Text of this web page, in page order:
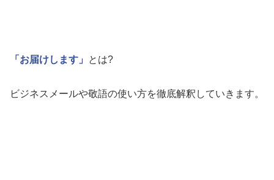
「お届けします」 とは?
ビジネスメールや敬語の使い方を徹底解釈していきます。